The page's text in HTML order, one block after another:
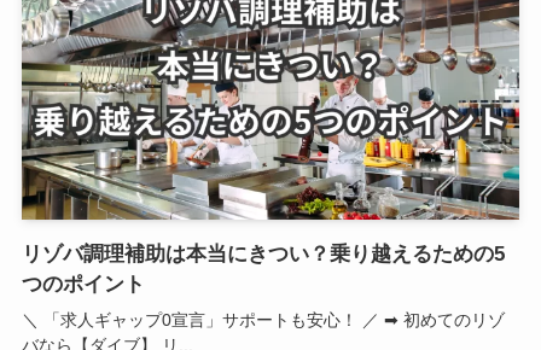
リゾバ調理補助は本当にきつい？乗り越えるための5
つのポイント
＼ 「求人ギャップ0宣言」サポートも安心！ ／ ➡ 初めてのリゾ
バなら【ダイブ】 リ...